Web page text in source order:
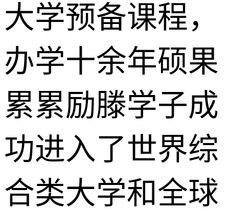
大学预备课程，
办学十余年硕果
累累励滕学子成
功进入了世界综
合类大学和全球